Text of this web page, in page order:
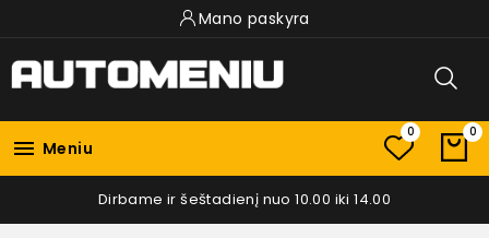
Mano paskyra
 Meniu
0 0
Dirbame ir šeštadienį nuo 10.00 iki 14.00